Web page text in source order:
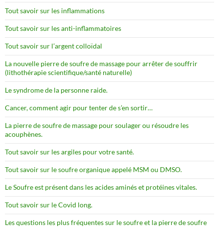
Tout savoir sur les inflammations
Tout savoir sur les anti-inflammatoires
Tout savoir sur l’argent colloïdal
La nouvelle pierre de soufre de massage pour arrêter de souffrir
(lithothérapie scientifique/santé naturelle)
Le syndrome de la personne raide.
Cancer, comment agir pour tenter de s’en sortir…
La pierre de soufre de massage pour soulager ou résoudre les
acouphènes.
Tout savoir sur les argiles pour votre santé.
Tout savoir sur le soufre organique appelé MSM ou DMSO.
Le Soufre est présent dans les acides aminés et protéines vitales.
Tout savoir sur le Covid long.
Les questions les plus fréquentes sur le soufre et la pierre de soufre